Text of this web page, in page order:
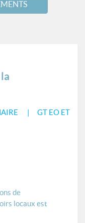
GT EO ET
de
locaux est